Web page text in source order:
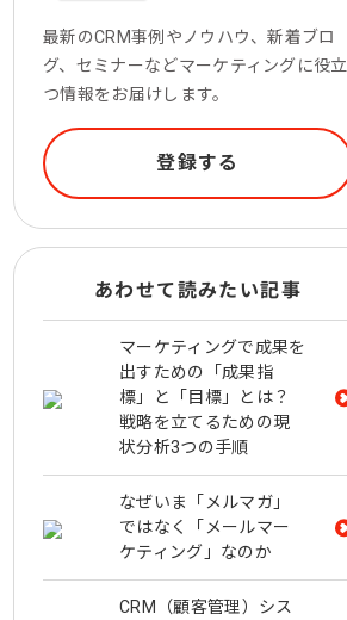
最新のCRM事例やノウハウ、新着ブロ
グ、セミナーなどマーケティングに役立
つ情報をお届けします。
登録する
あわせて読みたい記事
マーケティングで成果を
出すための「成果指
標」と「目標」とは？
戦略を立てるための現
状分析3つの手順
なぜいま「メルマガ」
ではなく「メールマー
ケティング」なのか
CRM（顧客管理）シス